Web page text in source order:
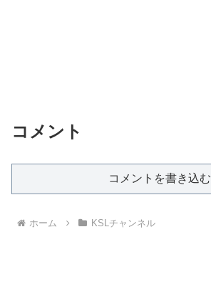
コメント
コメントを書き込む
ホーム KSLチャンネル